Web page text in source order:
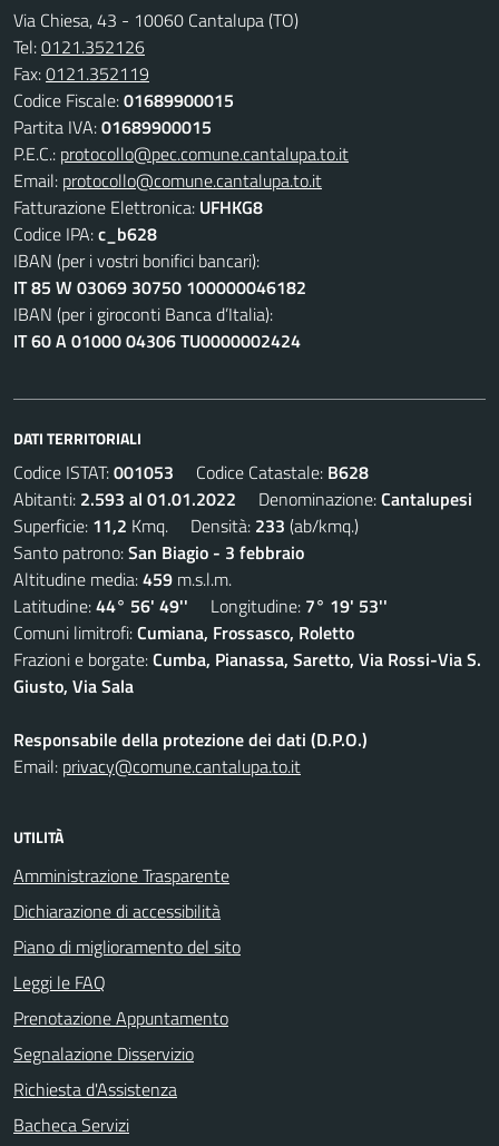
Via Chiesa, 43 - 10060 Cantalupa (TO)
Tel:0121.352126
Fax:0121.352119
Codice Fiscale:01689900015
Partita IVA:01689900015
P.E.C.: protocollo@pec.comune.cantalupa.to.it
Email: protocollo@comune.cantalupa.to.it
Fatturazione Elettronica: UFHKG8
Codice IPA:c_b628
IBAN (per i vostri bonifici bancari):
IT 85 W 03069 30750 100000046182
IBAN (per i giroconti Banca d’Italia):
IT 60 A 01000 04306 TU0000002424
DATI TERRITORIALI
Codice ISTAT:001053 Codice Catastale: B628
Abitanti: 2.593 al 01.01.2022 Denominazione:Cantalupesi
Superficie: 11,2 Kmq. Densità: 233 (ab/kmq.)
Santo patrono:San Biagio - 3 febbraio
Altitudine media:459 m.s.l.m.
Latitudine:44° 56' 49'' Longitudine: 7° 19' 53''
Comuni limitrofi:Cumiana, Frossasco, Roletto
Frazioni e borgate:Cumba, Pianassa, Saretto, Via Rossi-Via S.
Giusto, Via Sala
Responsabile della protezione dei dati (D.P.O.)
Email: privacy@comune.cantalupa.to.it
UTILITÀ
Amministrazione Trasparente
Dichiarazione di accessibilità
Piano di miglioramento del sito
Leggi le FAQ
Prenotazione Appuntamento
Segnalazione Disservizio
Richiesta d'Assistenza
Bacheca Servizi